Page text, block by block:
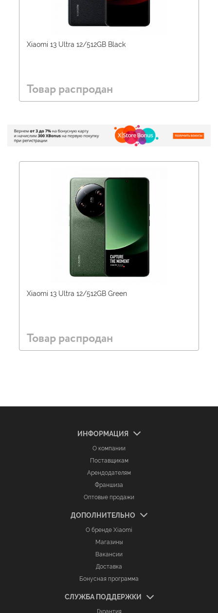
Xiaomi 13 Ultra 12/512GB Black
Товар распродан
Xiaomi 13 Ultra 12/512GB Green
Товар распродан
ИНФОРМАЦИЯ
О компании
Поставщикам
Арендодателям
Франшиза
Оптовые продажи
ДОПОЛНИТЕЛЬНО
О бренде Xiaomi
Магазины
Вакансии
Доставка
Бонусная программа
СЛУЖБА ПОДДЕРЖКИ